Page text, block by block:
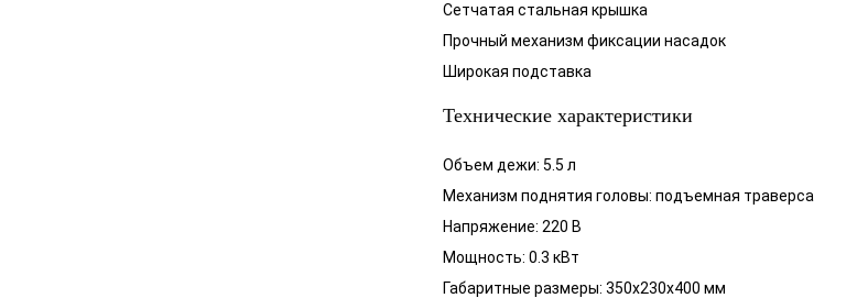
Сетчатая стальная крышка
Прочный механизм фиксации насадок
Широкая подставка
Технические характеристики
Объем дежи: 5.5 л
Механизм поднятия головы: подъемная траверса
Напряжение: 220 В
Мощность: 0.3 кВт
Габаритные размеры: 350х230х400 мм